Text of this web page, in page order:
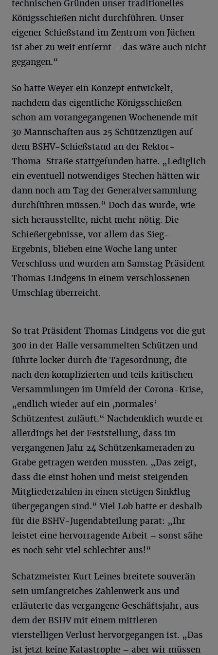
technischen Gründen unser traditionelles
Königsschießen nicht durchführen. Unser
eigener Schießstand im Zentrum von Jüchen
ist aber zu weit entfernt – das wäre auch nicht
gegangen.“
So hatte Weyer ein Konzept entwickelt,
nachdem das eigentliche Königsschießen
schon am vorangegangenen Wochenende mit
30 Mannschaften aus 25 Schützenzügen auf
dem BSHV-Schießstand an der Rektor-
Thoma-Straße stattgefunden hatte. „Lediglich
ein eventuell notwendiges Stechen hätten wir
dann noch am Tag der Generalversammlung
durchführen müssen.“ Doch das wurde, wie
sich herausstellte, nicht mehr nötig. Die
Schießergebnisse, vor allem das Sieg-
Ergebnis, blieben eine Woche lang unter
Verschluss und wurden am Samstag Präsident
Thomas Lindgens in einem verschlossenen
Umschlag überreicht.
So trat Präsident Thomas Lindgens vor die gut
300 in der Halle versammelten Schützen und
führte locker durch die Tagesordnung, die
nach den komplizierten und teils kritischen
Versammlungen im Umfeld der Corona-Krise,
„endlich wieder auf ein ‚normales‘
Schützenfest zuläuft.“ Nachdenklich wurde er
allerdings bei der Feststellung, dass im
vergangenen Jahr 24 Schützenkameraden zu
Grabe getragen werden mussten. „Das zeigt,
dass die einst hohen und meist steigenden
Mitgliederzahlen in einen stetigen Sinkflug
übergegangen sind.“ Viel Lob hatte er deshalb
für die BSHV-Jugendabteilung parat: „Ihr
leistet eine hervorragende Arbeit – sonst sähe
es noch sehr viel schlechter aus!“
Schatzmeister Kurt Leines breitete souverän
sein umfangreiches Zahlenwerk aus und
erläuterte das vergangene Geschäftsjahr, aus
dem der BSHV mit einem mittleren
vierstelligen Verlust hervorgegangen ist. „Das
ist jetzt keine Katastrophe – aber wir müssen